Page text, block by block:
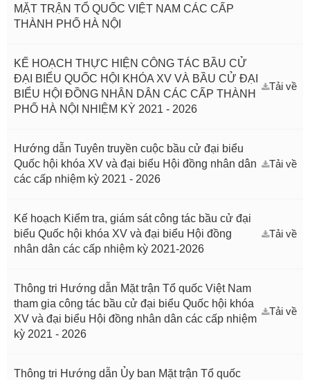
MẶT TRẬN TỔ QUỐC VIỆT NAM CÁC CẤP
THÀNH PHỐ HÀ NỘI
KẾ HOẠCH THỰC HIỆN CÔNG TÁC BẦU CỬ
ĐẠI BIỂU QUỐC HỘI KHÓA XV VÀ BẦU CỬ ĐẠI
BIỂU HỘI ĐỒNG NHÂN DÂN CÁC CẤP THÀNH
PHỐ HÀ NỘI NHIỆM KỲ 2021 - 2026
Tải về
Hướng dẫn Tuyên truyền cuộc bầu cử đại biểu
Quốc hội khóa XV và đại biểu Hội đồng nhân dân
các cấp nhiệm kỳ 2021 - 2026
Tải về
Kế hoạch Kiểm tra, giám sát công tác bầu cử đại
biểu Quốc hội khóa XV và đại biểu Hội đồng
nhân dân các cấp nhiệm kỳ 2021-2026
Tải về
Thông tri Hướng dẫn Mặt trận Tổ quốc Việt Nam
tham gia công tác bầu cử đại biểu Quốc hội khóa
XV và đại biểu Hội đồng nhân dân các cấp nhiệm
kỳ 2021 - 2026
Tải về
Thông tri Hướng dẫn Ủy ban Mặt trận Tổ quốc